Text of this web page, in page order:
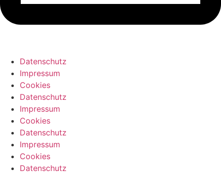
Datenschutz
Impressum
Cookies
Datenschutz
Impressum
Cookies
Datenschutz
Impressum
Cookies
Datenschutz